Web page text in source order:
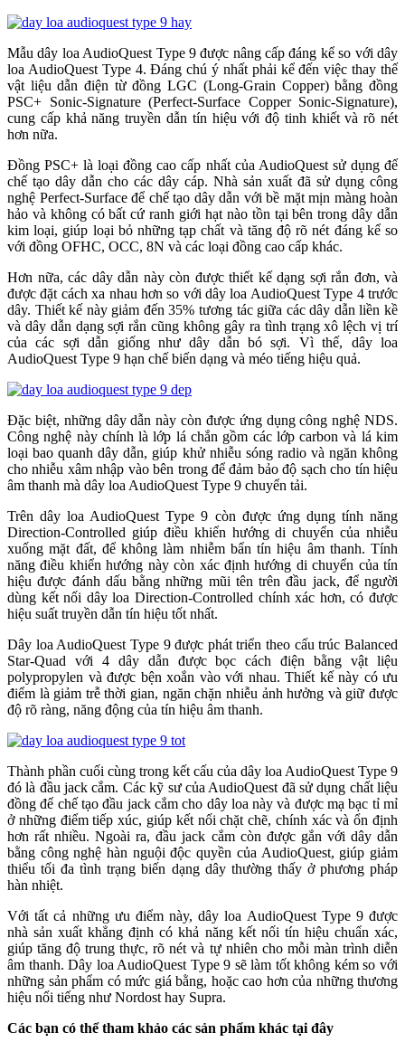
Mẫu dây loa AudioQuest Type 9 được nâng cấp đáng kể so với dây
loa AudioQuest Type 4. Đáng chú ý nhất phải kể đến việc thay thế
vật liệu dẫn điện từ đồng LGC (Long-Grain Copper) bằng đồng
PSC+ Sonic-Signature (Perfect-Surface Copper Sonic-Signature),
cung cấp khả năng truyền dẫn tín hiệu với độ tinh khiết và rõ nét
hơn nữa.
Đồng PSC+ là loại đồng cao cấp nhất của AudioQuest sử dụng để
chế tạo dây dẫn cho các dây cáp. Nhà sản xuất đã sử dụng công
nghệ Perfect-Surface để chế tạo dây dẫn với bề mặt mịn màng hoàn
hảo và không có bất cứ ranh giới hạt nào tồn tại bên trong dây dẫn
kim loại, giúp loại bỏ những tạp chất và tăng độ rõ nét đáng kể so
với đồng OFHC, OCC, 8N và các loại đồng cao cấp khác.
Hơn nữa, các dây dẫn này còn được thiết kế dạng sợi rắn đơn, và
được đặt cách xa nhau hơn so với dây loa AudioQuest Type 4 trước
dây. Thiết kế này giảm đến 35% tương tác giữa các dây dẫn liền kề
và dây dẫn dạng sợi rắn cũng không gây ra tình trạng xô lệch vị trí
của các sợi dẫn giống như dây dẫn bó sợi. Vì thế, dây loa
AudioQuest Type 9 hạn chế biến dạng và méo tiếng hiệu quả.
Đặc biệt, những dây dẫn này còn được ứng dụng công nghệ NDS.
Công nghệ này chính là lớp lá chắn gồm các lớp carbon và lá kim
loại bao quanh dây dẫn, giúp khử nhiễu sóng radio và ngăn không
cho nhiễu xâm nhập vào bên trong để đảm bảo độ sạch cho tín hiệu
âm thanh mà dây loa AudioQuest Type 9 chuyển tải.
Trên dây loa AudioQuest Type 9 còn được ứng dụng tính năng
Direction-Controlled giúp điều khiển hướng di chuyển của nhiễu
xuống mặt đất, để không làm nhiễm bẩn tín hiệu âm thanh. Tính
năng điều khiển hướng này còn xác định hướng di chuyển của tín
hiệu được đánh dấu bằng những mũi tên trên đầu jack, để người
dùng kết nối dây loa Direction-Controlled chính xác hơn, có được
hiệu suất truyền dẫn tín hiệu tốt nhất.
Dây loa AudioQuest Type 9 được phát triển theo cấu trúc Balanced
Star-Quad với 4 dây dẫn được bọc cách điện bằng vật liệu
polypropylen và được bện xoắn vào với nhau. Thiết kế này có ưu
điểm là giảm trễ thời gian, ngăn chặn nhiễu ảnh hưởng và giữ được
độ rõ ràng, năng động của tín hiệu âm thanh.
Thành phần cuối cùng trong kết cấu của dây loa AudioQuest Type 9
đó là đầu jack cắm. Các kỹ sư của AudioQuest đã sử dụng chất liệu
đồng để chế tạo đầu jack cắm cho dây loa này và được mạ bạc tỉ mỉ
ở những điểm tiếp xúc, giúp kết nối chặt chẽ, chính xác và ổn định
hơn rất nhiều. Ngoài ra, đầu jack cắm còn được gắn với dây dẫn
bằng công nghệ hàn nguội độc quyền của AudioQuest, giúp giảm
thiểu tối đa tình trạng biến dạng dây thường thấy ở phương pháp
hàn nhiệt.
Với tất cả những ưu điểm này, dây loa AudioQuest Type 9 được
nhà sản xuất khẳng định có khả năng kết nối tín hiệu chuẩn xác,
giúp tăng độ trung thực, rõ nét và tự nhiên cho mỗi màn trình diễn
âm thanh. Dây loa AudioQuest Type 9 sẽ làm tốt không kém so với
những sản phẩm có mức giá bằng, hoặc cao hơn của những thương
hiệu nổi tiếng như Nordost hay Supra.
Các bạn có thể tham khảo các sản phẩm khác tại đây